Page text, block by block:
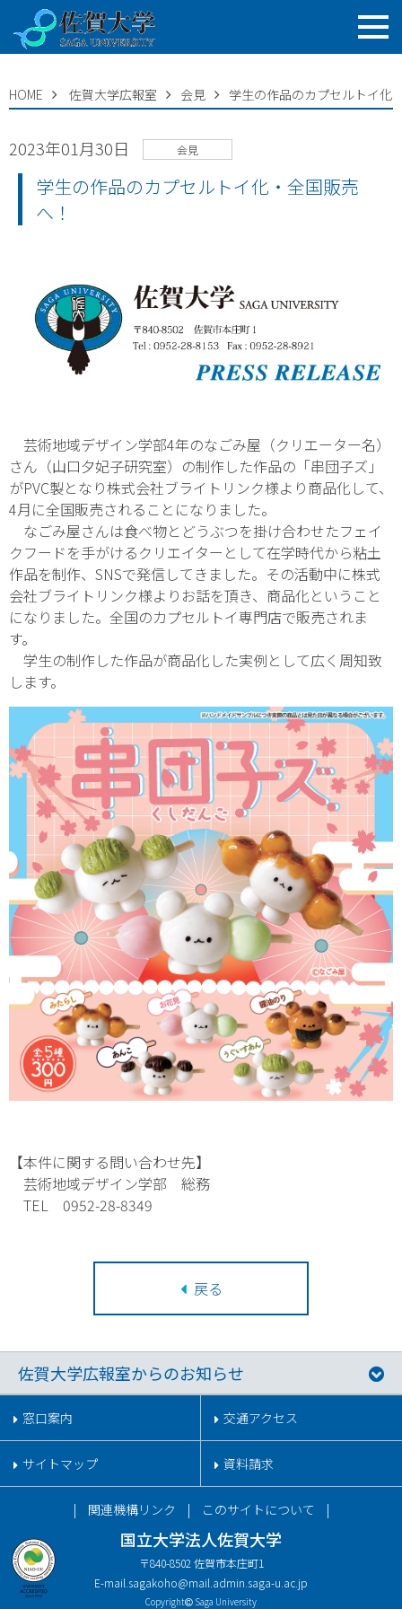
HOME 佐賀大学広報室 会見 学生の作品のカプセルトイ化
2023年01月30日 会見
学生の作品のカプセルトイ化・全国販売
へ！
芸術地域デザイン学部4年のなごみ屋（クリエーター名）
さん（山口夕妃子研究室）の制作した作品の「串団子ズ」
がPVC製となり株式会社ブライトリンク様より商品化して、
4月に全国販売されることになりました。
なごみ屋さんは食べ物とどうぶつを掛け合わせたフェイ
クフードを手がけるクリエイターとして在学時代から粘土
作品を制作、SNSで発信してきました。その活動中に株式
会社ブライトリンク様よりお話を頂き、商品化ということ
になりました。全国のカプセルトイ専門店で販売されま
す。
学生の制作した作品が商品化した実例として広く周知致
します。
【本件に関する問い合わせ先】
芸術地域デザイン学部 総務
TEL 0952-28-8349
戻る
佐賀大学広報室からのお知らせ
窓口案内 交通アクセス
サイトマップ 資料請求
国立大学法人佐賀大学
〒840-8502 佐賀市本庄町1
E-mail. sagakoho@mail.admin.saga-u.ac.jp
関連機構リンク このサイトについて
Copyright Saga University